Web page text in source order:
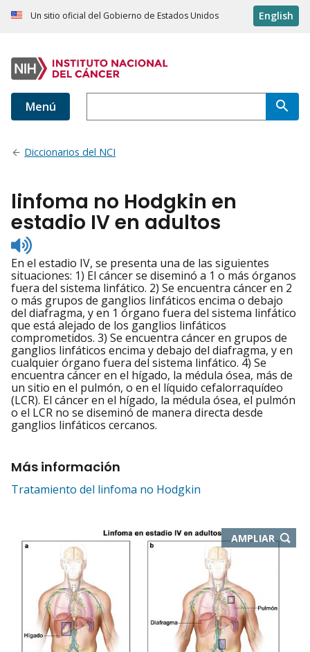
Un sitio oficial del Gobierno de Estados Unidos English
Menú
Diccionarios del NCI
linfoma no Hodgkin en
estadio IV en adultos
Listen
to
pronunciation
En el estadio IV, se presenta una de las siguientes
situaciones: 1) El cáncer se diseminó a 1 o más órganos
fuera del sistema linfático. 2) Se encuentra cáncer en 2
o más grupos de ganglios linfáticos encima o debajo
del diafragma, y en 1 órgano fuera del sistema linfático
que está alejado de los ganglios linfáticos
comprometidos. 3) Se encuentra cáncer en grupos de
ganglios linfáticos encima y debajo del diafragma, y en
cualquier órgano fuera del sistema linfático. 4) Se
encuentra cáncer en el hígado, la médula ósea, más de
un sitio en el pulmón, o en el líquido cefalorraquídeo
(LCR). El cáncer en el hígado, la médula ósea, el pulmón
o el LCR no se diseminó de manera directa desde
ganglios linfáticos cercanos.
Más información
Tratamiento del linfoma no Hodgkin
AMPLIAR-
ABRE